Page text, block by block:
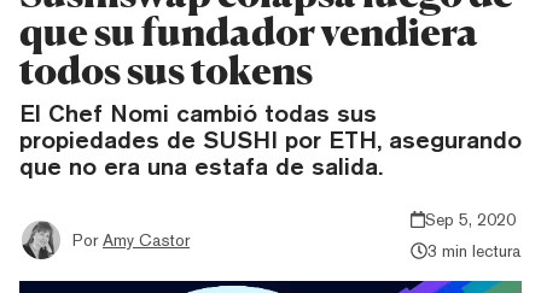
que su fundador vendiera
todos sus tokens
El Chef Nomi cambió todas sus
propiedades de SUSHI por ETH, asegurando
que no era una estafa de salida.
Por Amy Castor
Sep 5, 2020
3 min lectura